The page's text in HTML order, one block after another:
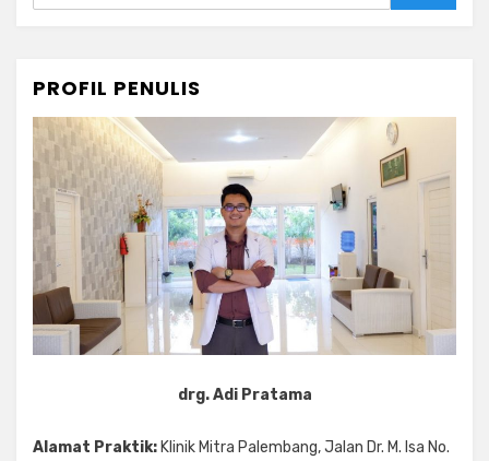
PROFIL PENULIS
drg. Adi Pratama
Alamat Praktik: Klinik Mitra Palembang, Jalan Dr. M. Isa No.